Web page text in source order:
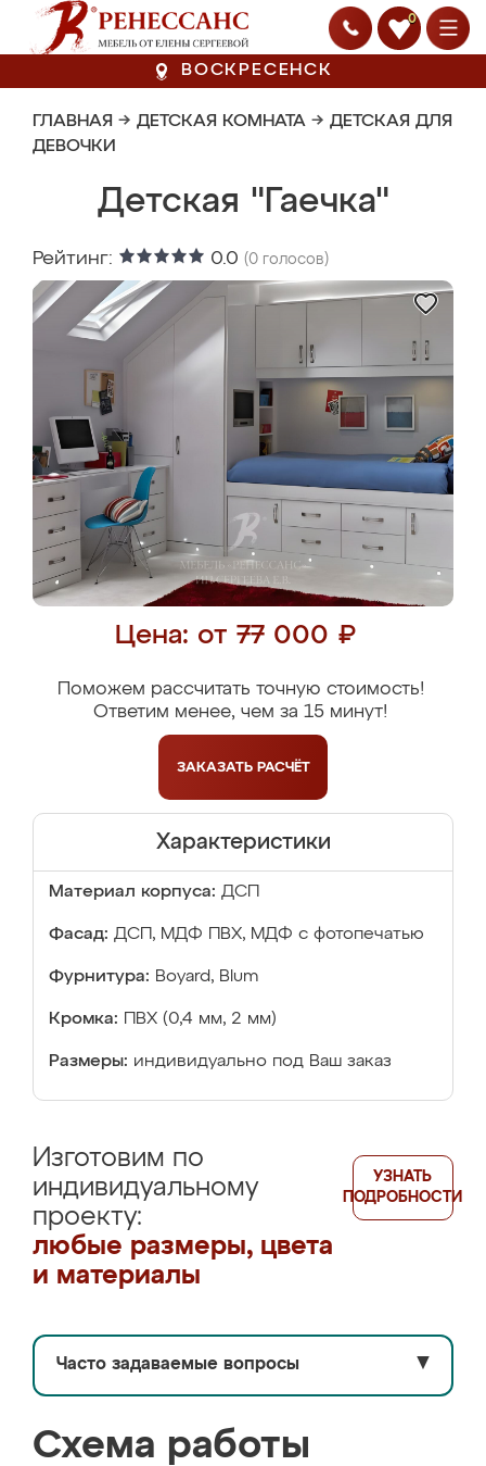
0
ВОСКРЕСЕНСК
ГЛАВНАЯ → ДЕТСКАЯ КОМНАТА → ДЕТСКАЯ ДЛЯ
ДЕВОЧКИ
Детская "Гаечка"
Рейтинг: 0.0 (0 голосов)
Цена: от 77 000 ₽
Поможем рассчитать точную стоимость!
Ответим менее, чем за 15 минут!
ЗАКАЗАТЬ РАСЧЁТ
Характеристики
Материал корпуса: ДСП
Фасад: ДСП, МДФ ПВХ, МДФ с фотопечатью
Фурнитура: Boyard, Blum
Кромка: ПВХ (0,4 мм, 2 мм)
Размеры: индивидуально под Ваш заказ
Изготовим по
индивидуальному
проекту:
любые размеры, цвета
и материалы
УЗНАТЬ
ПОДРОБНОСТИ
Часто задаваемые вопросы ▼
Схема работы